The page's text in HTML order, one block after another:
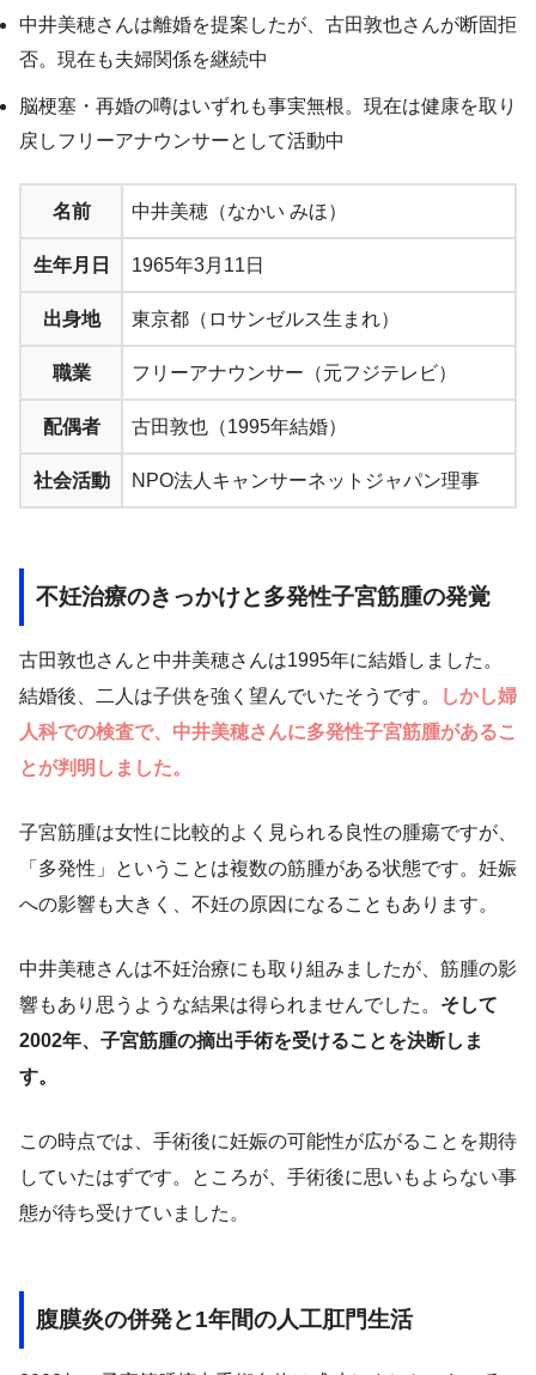
中井美穂さんは離婚を提案したが、古田敦也さんが断固拒
否。現在も夫婦関係を継続中
脳梗塞・再婚の噂はいずれも事実無根。現在は健康を取り
戻しフリーアナウンサーとして活動中
名前 中井美穂（なかい みほ）
生年月日 1965年3月11日
出身地 東京都（ロサンゼルス生まれ）
職業 フリーアナウンサー（元フジテレビ）
配偶者 古田敦也（1995年結婚）
社会活動 NPO法人キャンサーネットジャパン理事
不妊治療のきっかけと多発性子宮筋腫の発覚
古田敦也さんと中井美穂さんは1995年に結婚しました。
結婚後、二人は子供を強く望んでいたそうです。
しかし婦
人科での検査で、中井美穂さんに多発性子宮筋腫があるこ
とが判明しました。
子宮筋腫は女性に比較的よく見られる良性の腫瘍ですが、
「多発性」ということは複数の筋腫がある状態です。妊娠
への影響も大きく、不妊の原因になることもあります。
中井美穂さんは不妊治療にも取り組みましたが、筋腫の影
響もあり思うような結果は得られませんでした。 そして
2002年、子宮筋腫の摘出手術を受けることを決断しま
す。
この時点では、手術後に妊娠の可能性が広がることを期待
していたはずです。ところが、手術後に思いもよらない事
態が待ち受けていました。
腹膜炎の併発と1年間の人工肛門生活